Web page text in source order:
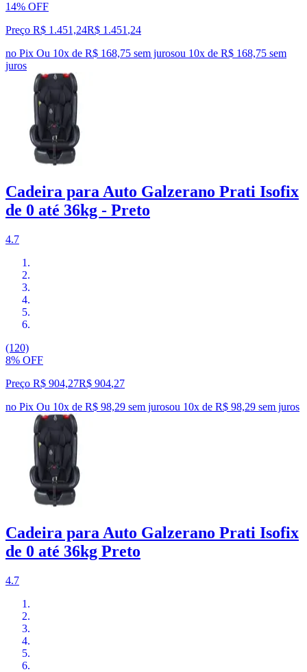
14% OFF
Preço R$ 1.451,24R$ 1.451 ,24
no Pix Ou 10x de R$ 168,75 sem jurosou 10x de R$ 168,75 sem
juros
Cadeira para Auto Galzerano Prati Isofix
de 0 até 36kg - Preto
4.7
(120)
8% OFF
Preço R$ 904,27R$ 904,27
no Pix Ou 10x de R$ 98,29 sem jurosou 10x de R$ 98,29 sem juros
Cadeira para Auto Galzerano Prati Isofix
de 0 até 36kg Preto
4.7